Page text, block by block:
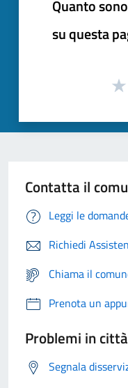
Quanto
su questa
Contatta il
Leggi le
Richiedi
Chiama il
Prenota un
Problemi in città
Segnala